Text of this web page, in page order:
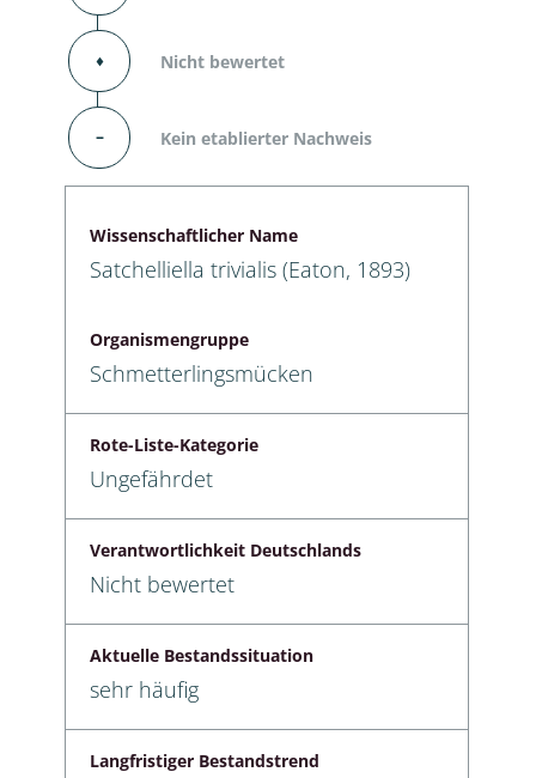
⬧ Nicht bewertet
– Kein etablierter Nachweis
Wissenschaftlicher Name
Satchelliella trivialis (Eaton, 1893)
Organismengruppe
Schmetterlingsmücken
Rote-Liste-Kategorie
Ungefährdet
Verantwortlichkeit Deutschlands
Nicht bewertet
Aktuelle Bestandssituation
sehr häufig
Langfristiger Bestandstrend